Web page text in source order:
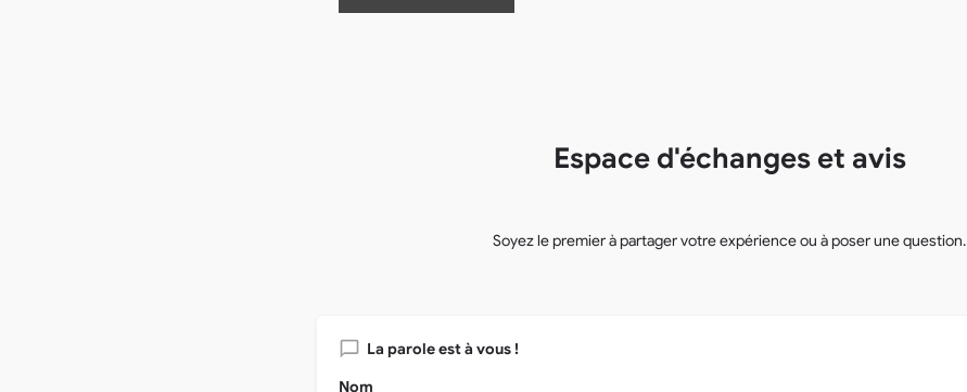
Espace d'échanges et avis
Soyez le premier à partager votre expérience ou à poser une question.
La parole est à vous !
Nom